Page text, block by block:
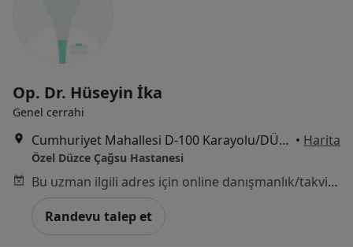
Op. Dr. Hüseyin İka
Genel cerrahi
Cumhuriyet Mahallesi D-100 Karayolu/DÜZCE, Düzce • Harita
Özel Düzce Çağsu Hastanesi
Bu uzman ilgili adres için online danışmanlık/takvim sunmuyor.
Randevu talep et